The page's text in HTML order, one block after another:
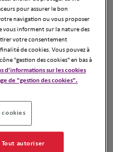
plus
pour assurer le bon
navigation ou vous proposer
vous informent sur la nature des
votre consentement
de cookies. Vous pouvez à
"gestion des cookies" en bas à
d'informations sur les cookies
de "gestion des cookies".
cookies
Tout autoriser